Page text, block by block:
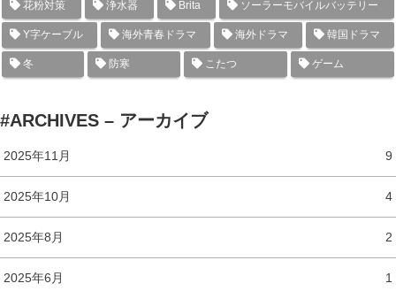
花粉対策 浄水器 Brita ソーラーモバイルバッテリー
Y字ケーブル 海外青春ドラマ 海外ドラマ 韓国ドラマ
冬 防寒 こたつ ゲーム
#ARCHIVES – アーカイブ
2025年11月 9
2025年10月 4
2025年8月 2
2025年6月 1